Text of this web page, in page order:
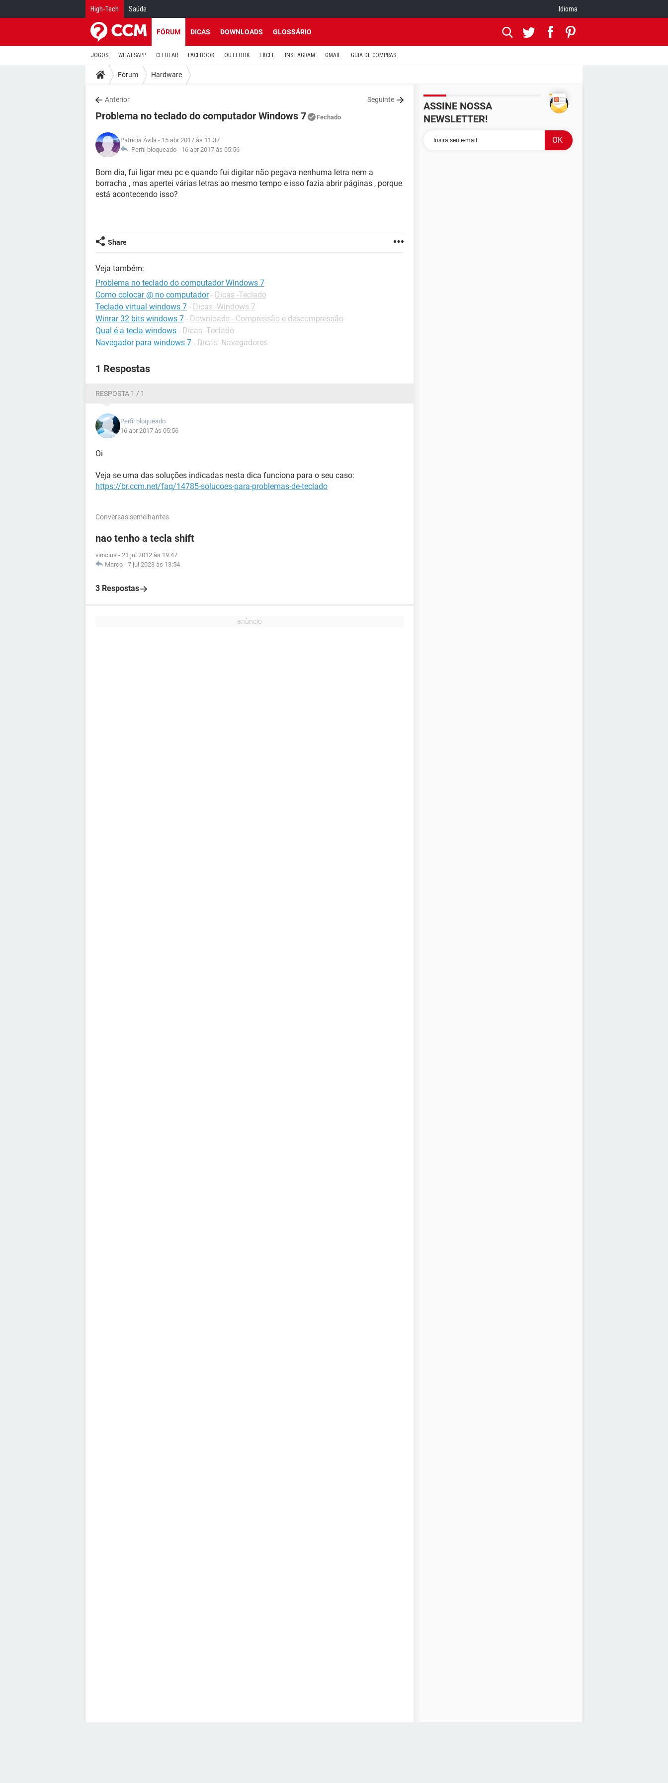
High-Tech Saúde Idioma
FÓRUM DICAS DOWNLOADS GLOSSÁRIO
JOGOS WHATSAPP CELULAR FACEBOOK OUTLOOK EXCEL INSTAGRAM GMAIL GUIA DE COMPRAS
Fórum Hardware
Anterior Seguinte
Problema no teclado do computador Windows 7 Fechado
Patrícia Ávila - 15 abr 2017 às 11:37
Perfil bloqueado - 16 abr 2017 às 05:56
Bom dia, fui ligar meu pc e quando fui digitar não pegava nenhuma letra nem a
borracha , mas apertei várias letras ao mesmo tempo e isso fazia abrir páginas , porque
está acontecendo isso?
Share
Veja também:
Problema no teclado do computador Windows 7
Como colocar @ no computador - Dicas -Teclado
Teclado virtual windows 7 - Dicas -Windows 7
Winrar 32 bits windows 7 - Downloads - Compressão e descompressão
Qual é a tecla windows - Dicas -Teclado
Navegador para windows 7 - Dicas -Navegadores
1 Respostas
RESPOSTA 1 / 1
Perfil bloqueado
16 abr 2017 às 05:56
Oi
Veja se uma das soluções indicadas nesta dica funciona para o seu caso:
https://br.ccm.net/faq/14785-solucoes-para-problemas-de-teclado
Conversas semelhantes
nao tenho a tecla shift
vinicius - 21 jul 2012 às 19:47
Marco - 7 jul 2023 às 13:54
3 Respostas
ASSINE NOSSA
NEWSLETTER!